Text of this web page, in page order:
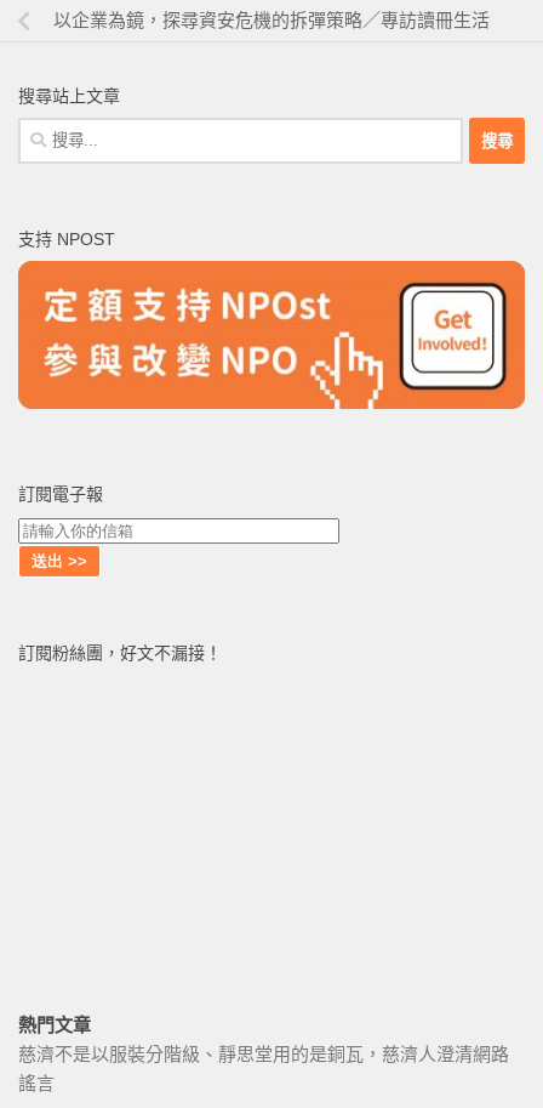
以企業為鏡，探尋資安危機的拆彈策略／專訪讀冊生活
搜尋站上文章
搜
尋
字:
支持 NPOST
訂閱電子報
訂閱粉絲團，好文不漏接！
熱門文章
慈濟不是以服裝分階級、靜思堂用的是銅瓦，慈濟人澄清網路
謠言